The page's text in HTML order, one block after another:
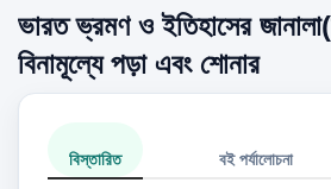
ভারত ভ্রমণ ও ইতিহাসের
বিনামূল্যে পড়া এবং শোনার
বিস্তারিত বই পর্যালোচনা